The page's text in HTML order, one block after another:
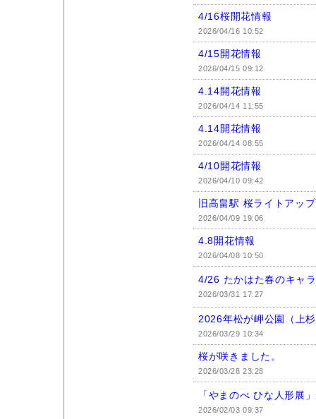
4/16桜開花情報
2026/04/16 10:52
4/15開花情報
2026/04/15 09:12
4.14開花情報
2026/04/14 11:55
4.14開花情報
2026/04/14 08:55
4/10開花情報
2026/04/10 09:42
旧高畠駅 桜ライトアッ
2026/04/09 19:06
4.8開花情報
2026/04/08 10:50
4/26 たかはた春のキャ
2026/03/31 17:27
2026年松が岬公園（上
2026/03/29 10:34
桜が咲きました。
2026/03/28 23:28
「やまのべ ひな人形展
2026/02/03 09:37